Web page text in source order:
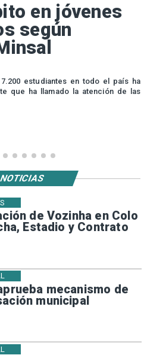
en jóvenes
según
estudiantes en todo el país ha
que ha llamado la atención de las
de Vozinha en Colo
Estadio y Contrato
mecanismo de
municipal